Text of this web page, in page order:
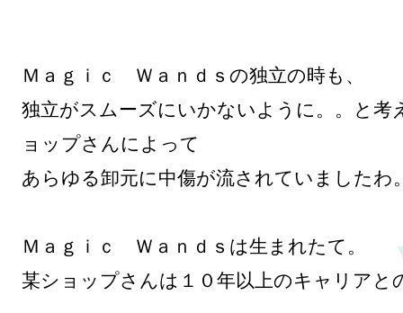
Ｍａｇｉｃ　Ｗａｎｄｓの独立の時も、
独立がスムーズにいかないように。。と考
ョップさんによって
あらゆる卸元に中傷が流されていましたわ
Ｍａｇｉｃ　Ｗａｎｄｓは生まれたて。
某ショップさんは１０年以上のキャリアと